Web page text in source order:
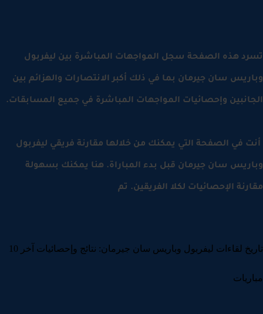
هذه الصفحة سجل المواجهات المباشرة بين ليفربول
سان جيرمان بما في ذلك أكبر الانتصارات والهزائم بين
وإحصائيات المواجهات المباشرة في جميع المسابقات.
في الصفحة التي يمكنك من خلالها مقارنة فريقي ليفربول
سان جيرمان قبل بدء المباراة. هنا يمكنك بسهولة
الإحصائيات لكلا الفريقين. تم
تاريخ لقاءات ليفربول وباريس سان جيرمان: نتائج وإحصائيات آخر 10